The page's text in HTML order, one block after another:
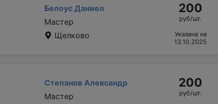
Белоус Даниел
Мастер
Щелково
200
руб/шт.
Указана на
13.10.2025
Степанов Александр
Мастер
200
руб/шт.